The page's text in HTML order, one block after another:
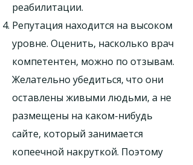
реабилитации.
Репутация находится на высоком
уровне. Оценить, насколько врач
компетентен, можно по отзывам.
Желательно убедиться, что они
оставлены живыми людьми, а не
размещены на каком-нибудь
сайте, который занимается
копеечной накруткой. Поэтому